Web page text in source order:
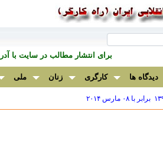
برای انتشار مطالب در سايت با
دیدگاه ها کارگری زنان ملی